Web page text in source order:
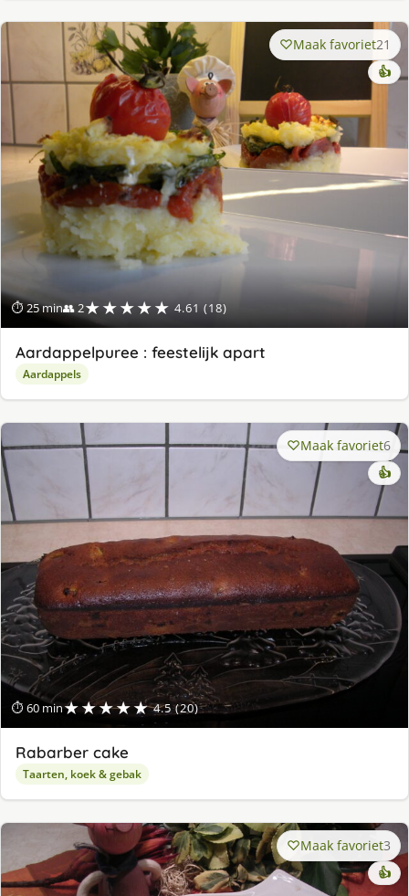
⏱ 25 min👥 2★★★★★ 4.61 (18)
Maak favoriet21
👍
Aardappelpuree : feestelijk apart
Aardappels
⏱ 60 min★★★★★ 4.5 (20)
Maak favoriet6
👍
Rabarber cake
Taarten, koek & gebak
Maak favoriet3
👍